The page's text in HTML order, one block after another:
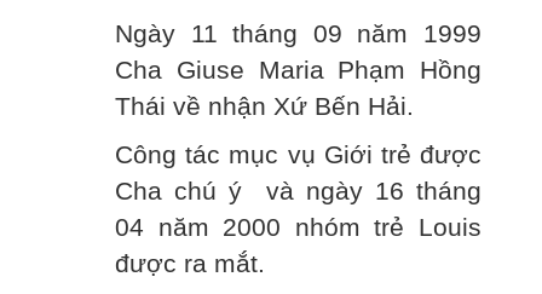
Ngày 11 tháng 09 năm 1999
Cha Giuse Maria Phạm Hồng
Thái về nhận Xứ Bến Hải.
Công tác mục vụ Giới trẻ được
Cha chú ý và ngày 16 tháng
04 năm 2000 nhóm trẻ Louis
được ra mắt.